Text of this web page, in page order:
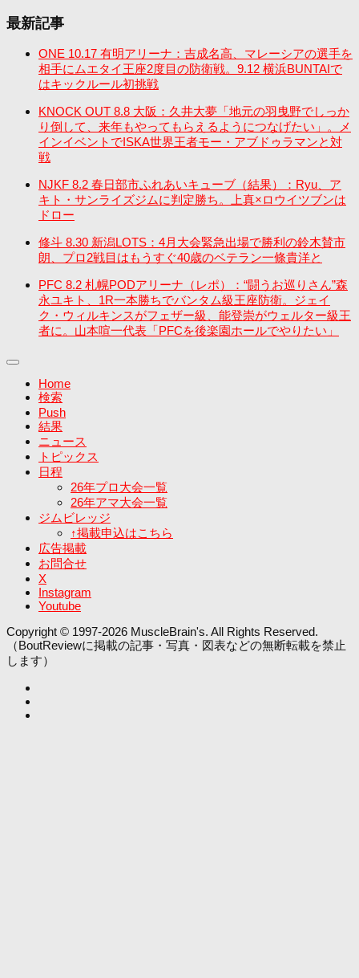
最新記事
ONE 10.17 有明アリーナ：吉成名高、マレーシアの選手を
相手にムエタイ王座2度目の防衛戦。9.12 横浜BUNTAIで
はキックルール初挑戦
KNOCK OUT 8.8 大阪：久井大夢「地元の羽曳野でしっか
り倒して、来年もやってもらえるようにつなげたい」。メ
インイベントでISKA世界王者モー・アブドゥラマンと対
戦
NJKF 8.2 春日部市ふれあいキューブ（結果）：Ryu、ア
キト・サンライズジムに判定勝ち。上真×ロウイツブンは
ドロー
修斗 8.30 新潟LOTS：4月大会緊急出場で勝利の鈴木賛市
朗、プロ2戦目はもうすぐ40歳のベテラン一條貴洋と
PFC 8.2 札幌PODアリーナ（レポ）：“闘うお巡りさん”森
永ユキト、1R一本勝ちでバンタム級王座防衛。ジェイ
ク・ウィルキンスがフェザー級、能登崇がウェルター級王
者に。山本喧一代表「PFCを後楽園ホールでやりたい」
Home
検索
Push
結果
ニュース
トピックス
日程
26年プロ大会一覧
26年アマ大会一覧
ジムビレッジ
↑掲載申込はこちら
広告掲載
お問合せ
X
Instagram
Youtube
Copyright © 1997-2026 MuscleBrain's. All Rights Reserved.
（BoutReviewに掲載の記事・写真・図表などの無断転載を禁止
します）